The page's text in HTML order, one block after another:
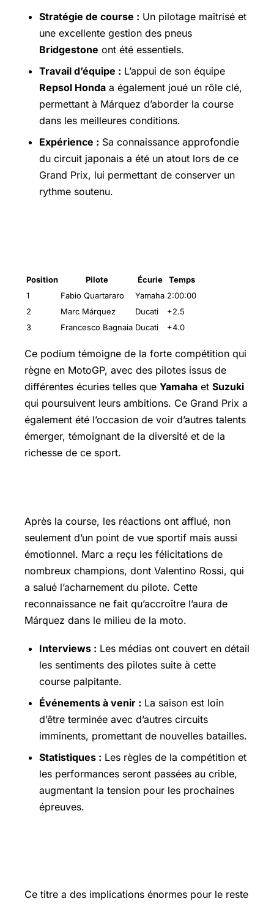
Stratégie de course : Un pilotage maîtrisé et
une excellente gestion des pneus
Bridgestone ont été essentiels.
Travail d’équipe : L’appui de son équipe
Repsol Honda a également joué un rôle clé,
permettant à Márquez d’aborder la course
dans les meilleures conditions.
Expérience : Sa connaissance approfondie
du circuit japonais a été un atout lors de ce
Grand Prix, lui permettant de conserver un
rythme soutenu.
Position Pilote Écurie
Temps
1
Fabio Quartararo Yamaha 2:00:00
2
Marc Márquez Ducati
+2.5
3
Francesco Bagnaia Ducati +4.0
Ce podium témoigne de la forte compétition qui
règne en MotoGP, avec des pilotes issus de
différentes écuries telles que Yamaha et Suzuki
qui poursuivent leurs ambitions. Ce Grand Prix a
également été l’occasion de voir d’autres talents
émerger, témoignant de la diversité et de la
richesse de ce sport.
Après la course, les réactions ont afflué, non
seulement d’un point de vue sportif mais aussi
émotionnel. Marc a reçu les félicitations de
nombreux champions, dont Valentino Rossi, qui
a salué l’acharnement du pilote. Cette
reconnaissance ne fait qu’accroître l’aura de
Márquez dans le milieu de la moto.
Interviews : Les médias ont couvert en détail
les sentiments des pilotes suite à cette
course palpitante.
Événements à venir : La saison est loin
d’être terminée avec d’autres circuits
imminents, promettant de nouvelles batailles.
Statistiques : Les règles de la compétition et
les performances seront passées au crible,
augmentant la tension pour les prochaines
épreuves.
Ce titre a des implications énormes pour le reste